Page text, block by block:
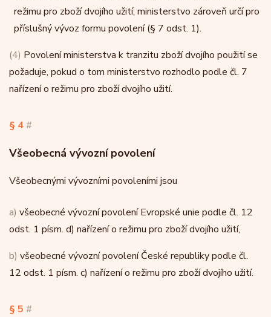
režimu pro zboží dvojího užití; ministerstvo zároveň určí pro
příslušný vývoz formu povolení (§ 7 odst. 1).
(4) Povolení ministerstva k tranzitu zboží dvojího použití se
požaduje, pokud o tom ministerstvo rozhodlo podle čl. 7
nařízení o režimu pro zboží dvojího užití.
§ 4 #
Všeobecná vývozní povolení
Všeobecnými vývozními povoleními jsou
a) všeobecné vývozní povolení Evropské unie podle čl. 12
odst. 1 písm. d) nařízení o režimu pro zboží dvojího užití,
b) všeobecné vývozní povolení České republiky podle čl.
12 odst. 1 písm. c) nařízení o režimu pro zboží dvojího užití.
§ 5 #